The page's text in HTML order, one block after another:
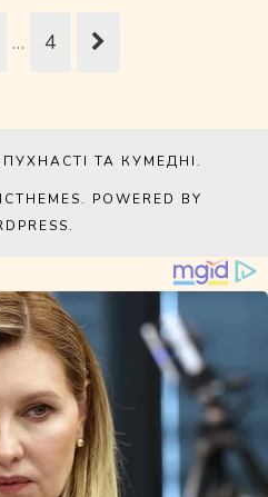
… 4
ПУХНАСТІ ТА КУМЕДНІ.
. POWERED BY
.